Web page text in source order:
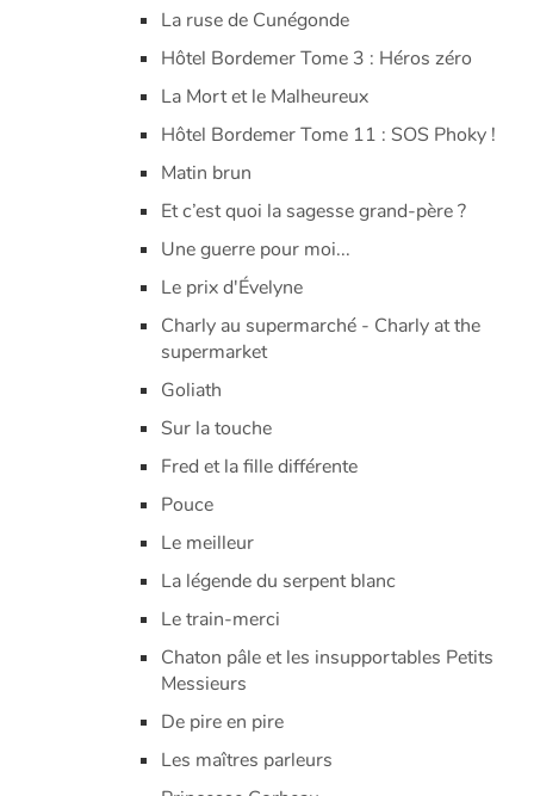
La ruse de Cunégonde
Hôtel Bordemer Tome 3 : Héros zéro
La Mort et le Malheureux
Hôtel Bordemer Tome 11 : SOS Phoky !
Matin brun
Et c’est quoi la sagesse grand-père ?
Une guerre pour moi...
Le prix d'Évelyne
Charly au supermarché - Charly at the
supermarket
Goliath
Sur la touche
Fred et la fille différente
Pouce
Le meilleur
La légende du serpent blanc
Le train-merci
Chaton pâle et les insupportables Petits
Messieurs
De pire en pire
Les maîtres parleurs